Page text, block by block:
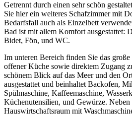
Getrennt durch einen sehr schön
Sie hier ein weiteres Schafzimmer mit
Bedarfsfall auch als Einzelbett
Bad ist mit allem Komfort ausgestattet:
Bidet, Fön, und WC.
Im unteren Bereich finden Sie das
offener Küche sowie direktem Zugang
schönem Blick auf das Meer und den
ausgestattet und beinhaltet Backofen,
Spülmaschine, Kaffeemaschine,
Küchenutensilien, und Gewürze.
Hauswirtschaftsraum mit